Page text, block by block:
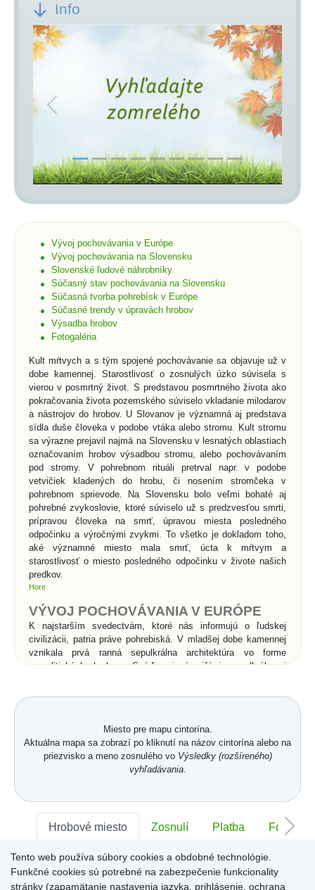
Info
Previous Next
Vývoj pochovávania v Európe
Vývoj pochovávania na Slovensku
Slovenské ľudové náhrobníky
Súčasný stav pochovávania na Slovensku
Súčasná tvorba pohrebísk v Európe
Súčasné trendy v úpravách hrobov
Výsadba hrobov
Fotogaléria
Kult mŕtvych a s tým spojené pochovávanie sa objavuje už v
dobe kamennej. Starostlivosť o zosnulých úzko súvisela s
vierou v posmrtný život. S predstavou posmrtného života ako
pokračovania života pozemského súviselo vkladanie milodarov
a nástrojov do hrobov. U Slovanov je významná aj predstava
sídla duše človeka v podobe vtáka alebo stromu. Kult stromu
sa výrazne prejavil najmä na Slovensku v lesnatých oblastiach
označovaním hrobov výsadbou stromu, alebo pochovávaním
pod stromy. V pohrebnom rituáli pretrval napr. v podobe
vetvičiek kladených do hrobu, či nosením stromčeka v
pohrebnom sprievode. Na Slovensku bolo veľmi bohaté aj
pohrebné zvykoslovie, ktoré súviselo už s predzvesťou smrti,
prípravou človeka na smrť, úpravou miesta posledného
odpočinku a výročnými zvykmi. To všetko je dokladom toho,
aké významné miesto mala smrť, úcta k mŕtvym a
starostlivosť o miesto posledného odpočinku v živote našich
predkov.
Hore
VÝVOJ POCHOVÁVANIA V EURÓPE
K najstarším svedectvám, ktoré nás informujú o ľudskej
civilizácii, patria práve pohrebiská. V mladšej dobe kamennej
vznikala prvá ranná sepulkrálna architektúra vo forme
megalitických hrobov. Snáď najznámejšími sepulkrálnymi
umiestňovali po dve urny s popolom. Rímske katakomby boli
podzemné pohrebiská pre kostrové pochovávanie a súviseli s
prechodom od spaľovania mŕtvych ku kostrovému
pochovávaniu v 2.storočí n. l.. Pod vplyvom kresťanstva
spaľovaním, čo je spojené s vierou v zmŕtvychvstanie
zomrelých. Od povolenia kresťanstva sa pochovávanie
uskutočňuje priamo v chrámoch a kláštoroch, alebo vo
Významné zmeny v
pochovávaní nastali až v
Miesto pre mapu cintorína.
Aktuálna mapa sa zobrazí po kliknutí na názov cintorína alebo na
priezvisko a meno zosnulého vo Výsledky (rozšíreného)
vyhľadávania.
Hrobové miesto Zosnulí Platba Foto
Sektor:- Rad:- Číslo:-
Tento web používa súbory cookies a obdobné technológie.
Funkčné cookies sú potrebné na zabezpečenie funkcionality
stránky (zapamätanie nastavenia jazyka, prihlásenie, ochrana